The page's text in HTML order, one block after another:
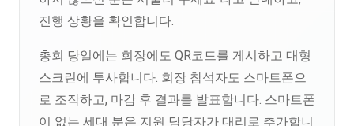
진행 상황을 확인합니다.
총회 당일에는 회장에도 QR코드를 게시하고 대형
스크린에 투사합니다. 회장 참석자도 스마트폰으
로 조작하고, 마감 후 결과를 발표합니다. 스마트폰
이 없는 세대 분은 지원 담당자가 대리로 추가합니